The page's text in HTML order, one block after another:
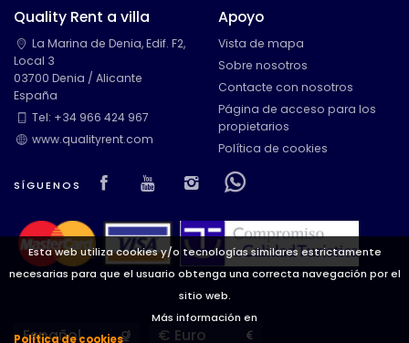
Esta web utiliza cookies y/o tecnologías similares estrictamente
necesarias para que el usuario obtenga una correcta navegación por el
sitio web.
Más información en
Política de cookies
Quality Rent a villa
La Marina de Denia, Edif. F2,
Local 3
03700 Denia / Alicante
España
Tel: +34 966 424 967
www.qualityrent.com
SÍGUENOS Visit our Facebook page
Visit our youtube page
Visit our isntagram page
Visit our
Apoyo
Vista de mapa
Sobre nosotros
Contacte con nosotros
Página de acceso para los
propietarios
Política de cookies
Languages Currencies